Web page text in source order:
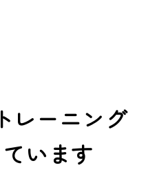
レーニング
います